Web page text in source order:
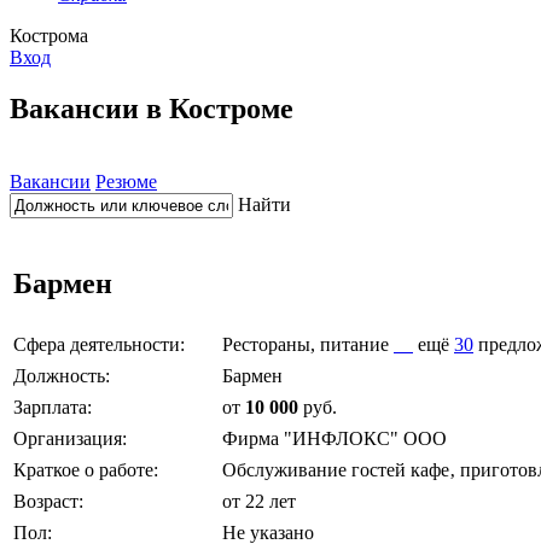
Кострома
Вход
Вакансии в Костроме
Вакансии Резюме
Найти
Бармен
Сфера деятельности: Рестораны, питание ещё 30
Должность:
Бармен
Зарплата:
от 10 000 руб.
Организация:
Фирма "ИНФЛОКС" ООО
Краткое о работе:
Обслуживание гостей кафе‚
Возраст:
от 22 лет
Пол:
Не указано